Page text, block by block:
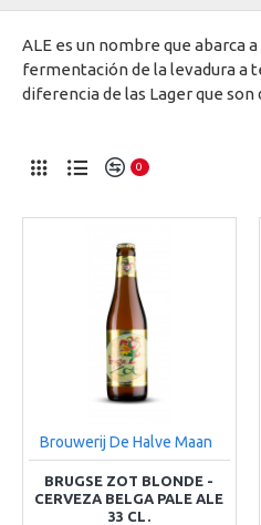
ALE es un nombre que abarca
fermentación de la levadura a
diferencia de las Lager que
0
Brouwerij De Halve Maan
BRUGSE ZOT BLONDE -
CERVEZA BELGA PALE ALE
33 CL.